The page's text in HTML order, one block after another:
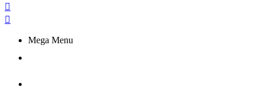


Mega Menu